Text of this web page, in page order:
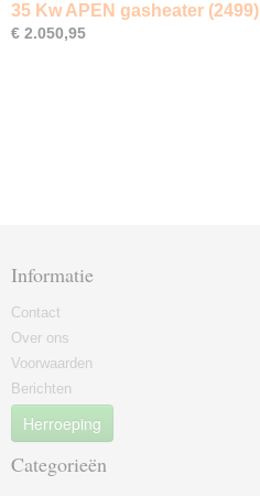
35 Kw APEN gasheater (2499)
€ 2.050,95
Informatie
Contact
Over ons
Voorwaarden
Berichten
Herroeping
Categorieën